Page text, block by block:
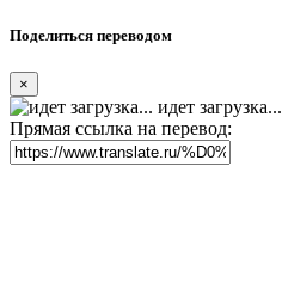
Поделиться переводом
×
идет загрузка...
Прямая ссылка на перевод: